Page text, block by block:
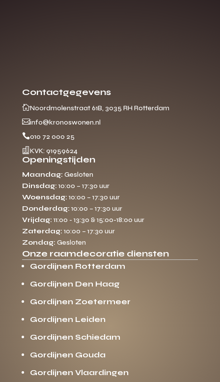
Contactgegevens
Noordmolenstraat 61B, 3035 RH Rotterdam
info@kronoswonen.nl
010 72 000 25
 KVK: 91959624
Openingstijden
Maandag: Gesloten
Dinsdag: 10:00 – 17:30 uur
Woensdag: 10:00 – 17:30 uur
Donderdag: 10:00 – 17:30 uur
Vrijdag: 11:00 - 13:30 & 15:00-18:00 uur
Zaterdag: 10:00 – 17:30 uur
Zondag: Gesloten
Onze raamdecoratie diensten
Gordijnen Rotterdam
Gordijnen Den Haag
Gordijnen Zoetermeer
Gordijnen Leiden
Gordijnen Schiedam
Gordijnen Gouda
Gordijnen Vlaardingen